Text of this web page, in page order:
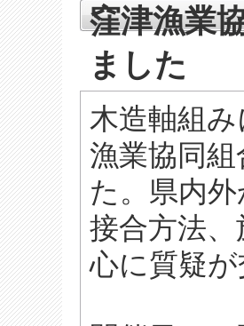
窪津漁業
ました
木造軸組
漁業協同
た。県内
接合方法
心に質疑